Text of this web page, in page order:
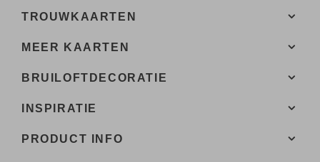
TROUWKAARTEN
MEER KAARTEN
BRUILOFTDECORATIE
INSPIRATIE
PRODUCT INFO